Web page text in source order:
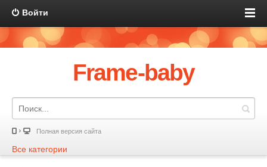
Войти
Frame-baby
Полная версия сайта
Все категории